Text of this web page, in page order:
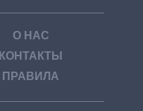
О НАС
КОНТАКТЫ
ПРАВИЛА